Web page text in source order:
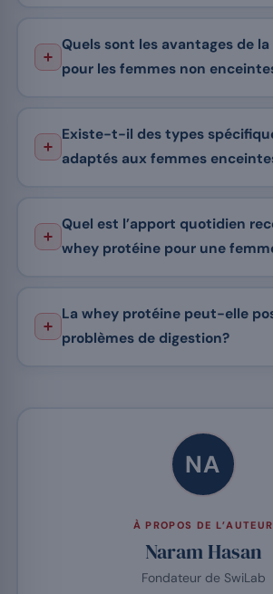
Quels sont les avantages de
pour les femmes non
Existe-t-il des types
adaptés aux femmes
Quel est l’apport quotidien
whey protéine pour une
La whey protéine peut-elle
problèmes de digestion?
NA
À PROPOS DE L’AUTEUR
Naram Hasan
Fondateur de SwiLab